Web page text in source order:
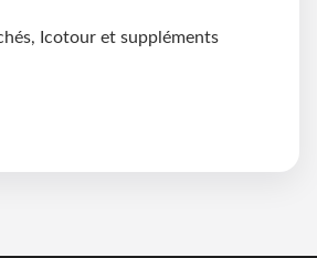
Icotour et suppléments